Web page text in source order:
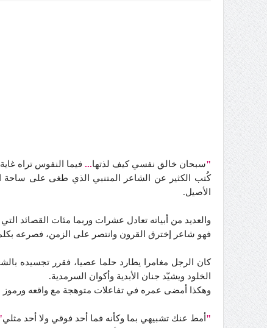
"سبحان خالق نفسي كيف لذتها... فيما النفوس تراه غاية
كُتب الكثير عن الشاعر المتنبي الذي طغى على ساحة
الأصيل.
والعديد من أبياته تعادل عشرات وربما مئات القصائد
فهو شاعر إخترق القرون وانتصر على الزمن، فصرعه
كان الرجل مغامرا يطارد حلما عصيا، فقرر تجسيده
الخلود ويشيّد جنان الأبدية وأكوان السرمدية.
وهكذا أمضى عمره في تفاعلات متوهجة مع واقعه ورموز
" أمط عنك تشبيهي بما وكأنه فما أحد فوقي ولا أحد مثلي